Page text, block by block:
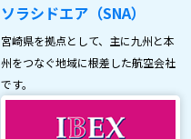
ソラシドエア（SNA）
宮崎県を拠点として、主に九州と本
州をつなぐ地域に根差した航空会社
です。